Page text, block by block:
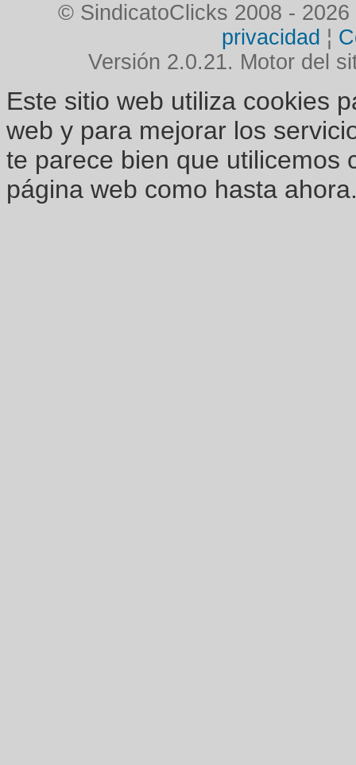
© SindicatoClicks 2008 - 2026
privacidad ¦
Versión 2.0.21. Motor del
Este sitio web utiliza cookies
web y para mejorar los
te parece bien que utilicemos
página web como hasta